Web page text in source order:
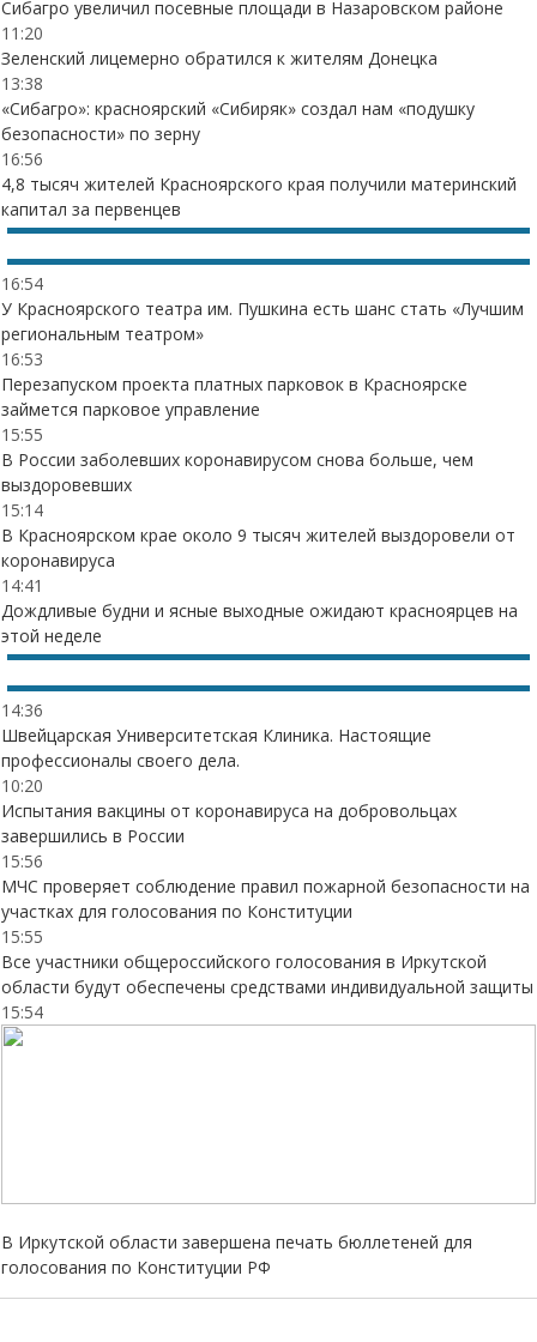
Сибагро увеличил посевные площади в Назаровском районе
11:20
Зеленский лицемерно обратился к жителям Донецка
13:38
«Сибагро»: красноярский «Сибиряк» создал нам «подушку
безопасности» по зерну
16:56
4,8 тысяч жителей Красноярского края получили материнский
капитал за первенцев
16:54
У Красноярского театра им. Пушкина есть шанс стать «Лучшим
региональным театром»
16:53
Перезапуском проекта платных парковок в Красноярске
займется парковое управление
15:55
В России заболевших коронавирусом снова больше, чем
выздоровевших
15:14
В Красноярском крае около 9 тысяч жителей выздоровели от
коронавируса
14:41
Дождливые будни и ясные выходные ожидают красноярцев на
этой неделе
14:36
Швейцарская Университетская Клиника. Настоящие
профессионалы своего дела.
10:20
Испытания вакцины от коронавируса на добровольцах
завершились в России
15:56
МЧС проверяет соблюдение правил пожарной безопасности на
участках для голосования по Конституции
15:55
Все участники общероссийского голосования в Иркутской
области будут обеспечены средствами индивидуальной защиты
15:54
В Иркутской области завершена печать бюллетеней для
голосования по Конституции РФ